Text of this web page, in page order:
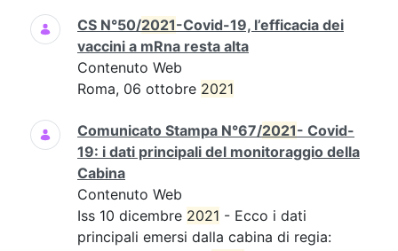
CS N°50/2021-Covid-19, l’efficacia dei
vaccini a mRna resta alta
Contenuto Web
Roma, 06 ottobre 2021
Comunicato Stampa N°67/2021- Covid-
19: i dati principali del monitoraggio della
Cabina
Contenuto Web
Iss 10 dicembre 2021 - Ecco i dati
principali emersi dalla cabina di regia: